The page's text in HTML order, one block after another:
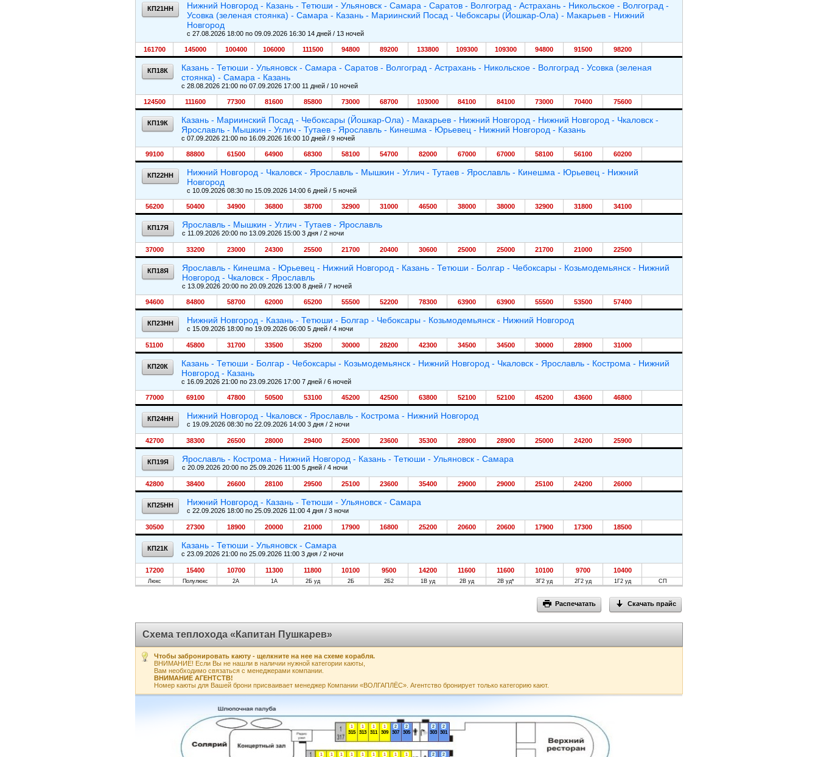
КП21НН
Нижний Новгород - Казань - Тетюши - Ульяновск - Самара - Саратов - Волгоград - Астрахань - Никольское - Волгоград -
Усовка (зеленая стоянка) - Самара - Казань - Мариинский Посад - Чебоксары (Йошкар-Ола) - Макарьев - Нижний
Новгород
c 27.08.2026 18:00 по 09.09.2026 16:30 14 дней / 13 ночей
161700 145000 100400 106000 111500 94800 89200 133800 109300 109300 94800 91500 98200
КП18К
Казань - Тетюши - Ульяновск - Самара - Саратов - Волгоград - Астрахань - Никольское - Волгоград - Усовка (зеленая
стоянка) - Самара - Казань
c 28.08.2026 21:00 по 07.09.2026 17:00 11 дней / 10 ночей
124500 111600 77300 81600 85800 73000 68700 103000 84100 84100 73000 70400 75600
КП19К
Казань - Мариинский Посад - Чебоксары (Йошкар-Ола) - Макарьев - Нижний Новгород - Нижний Новгород - Чкаловск -
Ярославль - Мышкин - Углич - Тутаев - Ярославль - Кинешма - Юрьевец - Нижний Новгород - Казань
c 07.09.2026 21:00 по 16.09.2026 16:00 10 дней / 9 ночей
99100 88800 61500 64900 68300 58100 54700 82000 67000 67000 58100 56100 60200
КП22НН
Нижний Новгород - Чкаловск - Ярославль - Мышкин - Углич - Тутаев - Ярославль - Кинешма - Юрьевец - Нижний
Новгород
c 10.09.2026 08:30 по 15.09.2026 14:00 6 дней / 5 ночей
56200 50400 34900 36800 38700 32900 31000 46500 38000 38000 32900 31800 34100
КП17Я Ярославль - Мышкин - Углич - Тутаев - Ярославль
c 11.09.2026 20:00 по 13.09.2026 15:00 3 дня / 2 ночи
37000 33200 23000 24300 25500 21700 20400 30600 25000 25000 21700 21000 22500
КП18Я
Ярославль - Кинешма - Юрьевец - Нижний Новгород - Казань - Тетюши - Болгар - Чебоксары - Козьмодемьянск - Нижний
Новгород - Чкаловск - Ярославль
c 13.09.2026 20:00 по 20.09.2026 13:00 8 дней / 7 ночей
94600 84800 58700 62000 65200 55500 52200 78300 63900 63900 55500 53500 57400
КП23НН Нижний Новгород - Казань - Тетюши - Болгар - Чебоксары - Козьмодемьянск - Нижний Новгород
c 15.09.2026 18:00 по 19.09.2026 06:00 5 дней / 4 ночи
51100 45800 31700 33500 35200 30000 28200 42300 34500 34500 30000 28900 31000
КП20К
Казань - Тетюши - Болгар - Чебоксары - Козьмодемьянск - Нижний Новгород - Чкаловск - Ярославль - Кострома - Нижний
Новгород - Казань
c 16.09.2026 21:00 по 23.09.2026 17:00 7 дней / 6 ночей
77000 69100 47800 50500 53100 45200 42500 63800 52100 52100 45200 43600 46800
КП24НН Нижний Новгород - Чкаловск - Ярославль - Кострома - Нижний Новгород
c 19.09.2026 08:30 по 22.09.2026 14:00 3 дня / 2 ночи
42700 38300 26500 28000 29400 25000 23600 35300 28900 28900 25000 24200 25900
КП19Я Ярославль - Кострома - Нижний Новгород - Казань - Тетюши - Ульяновск - Самара
c 20.09.2026 20:00 по 25.09.2026 11:00 5 дней / 4 ночи
42800 38400 26600 28100 29500 25100 23600 35400 29000 29000 25100 24200 26000
КП25НН Нижний Новгород - Казань - Тетюши - Ульяновск - Самара
c 22.09.2026 18:00 по 25.09.2026 11:00 4 дня / 3 ночи
30500 27300 18900 20000 21000 17900 16800 25200 20600 20600 17900 17300 18500
КП21К Казань - Тетюши - Ульяновск - Самара
c 23.09.2026 21:00 по 25.09.2026 11:00 3 дня / 2 ночи
17200 15400 10700 11300 11800 10100 9500 14200 11600 11600 10100 9700 10400
Люкс Полулюкс 2А 1А 2Б уд 2Б 2Б2 1В уд 2В уд 2В уд* 3Г2 уд 2Г2 уд 1Г2 уд СП
Распечатать Скачать прайс
Схема теплохода «Капитан Пушкарев»
Чтобы забронировать каюту - щелкните на нее на схеме корабля.
ВНИМАНИЕ! Если Вы не нашли в наличии нужной категории каюты,
Вам необходимо связаться с менеджерами компании.
ВНИМАНИЕ АГЕНТСТВ!
Номер каюты для Вашей брони присваивает менеджер Компании «ВОЛГАПЛЁС». Агентство бронирует только категорию кают.
2
301
2
2
303
2
2
305
2
307
1
309
1
1
311
1
1
313
1
1
315
1
1
1
1
1
1